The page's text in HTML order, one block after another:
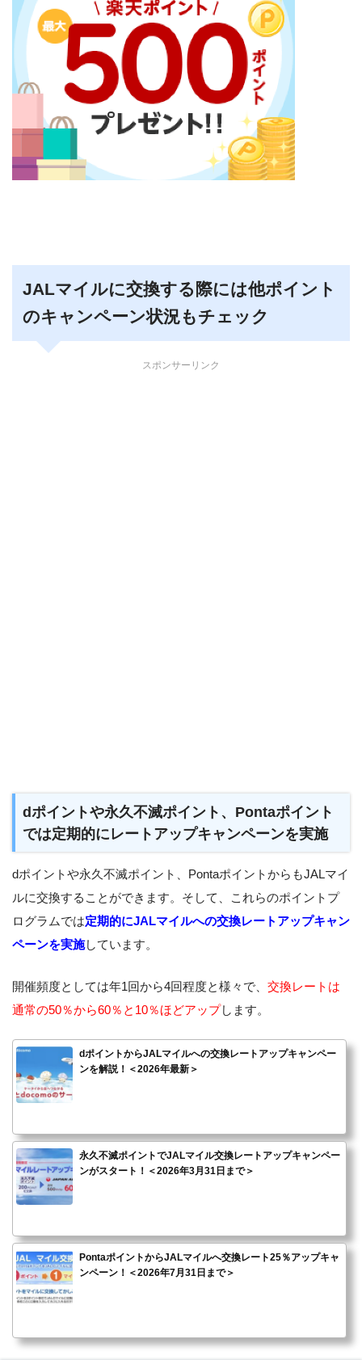
JALマイルに交換する際には他ポイント
のキャンペーン状況もチェック
スポンサーリンク
dポイントや永久不滅ポイント、Pontaポイント
では定期的にレートアップキャンペーンを実施
dポイントや永久不滅ポイント、PontaポイントからもJALマイ
ルに交換することができます。そして、これらのポイントプ
ログラムでは定期的にJALマイルへの交換レートアップキャン
ペーンを実施しています。
開催頻度としては年1回から4回程度と様々で、 交換レートは
通常の50％から60％と10％ほどアップします。
dポイントからJALマイルへの交換レートアップキャンペー
ンを解説！＜2026年最新＞
永久不滅ポイントでJALマイル交換レートアップキャンペー
ンがスタート！＜2026年3月31日まで＞
PontaポイントからJALマイルへ交換レート25％アップキャ
ンペーン！＜2026年7月31日まで＞